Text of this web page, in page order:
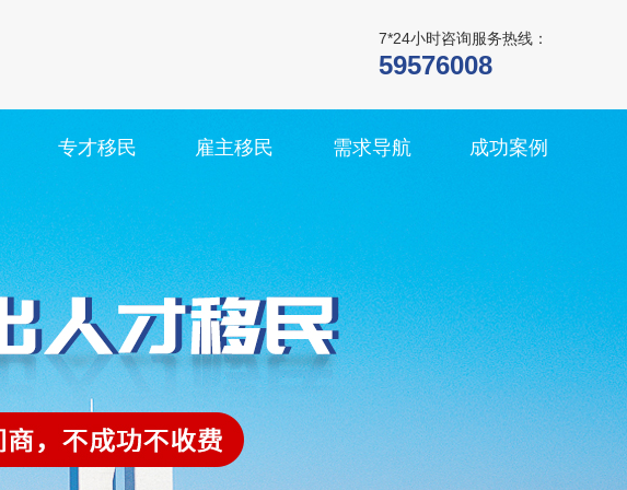
7*24小时咨询服务热线：
59576008
专才移民 雇主移民 需求导航 成功案例